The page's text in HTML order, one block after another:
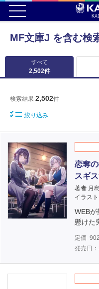
MF文庫J を含む検
すべて
2,502件
検索結果 2,502件
絞り込み
恋奪
スギ
著者 月
イラス
WEBが
懸けた
定価 902
発売日